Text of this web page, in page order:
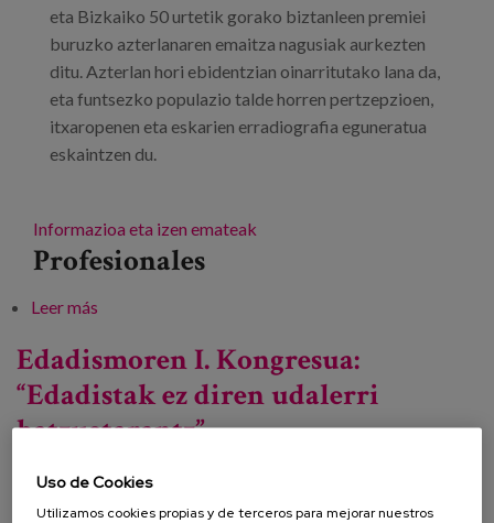
eta Bizkaiko 50 urtetik gorako biztanleen premiei
buruzko azterlanaren emaitza nagusiak aurkezten
ditu. Azterlan hori ebidentzian oinarritutako lana da,
eta funtsezko populazio talde horren pertzepzioen,
itxaropenen eta eskarien erradiografia eguneratua
eskaintzen du.
Informazioa eta izen emateak
Profesionales
Leer más
Edadismoren I. Kongresua:
“Edadistak ez diren udalerri
batzuetarantz”
Fecha:
Uso de Cookies
Utilizamos cookies propias y de terceros para mejorar nuestros